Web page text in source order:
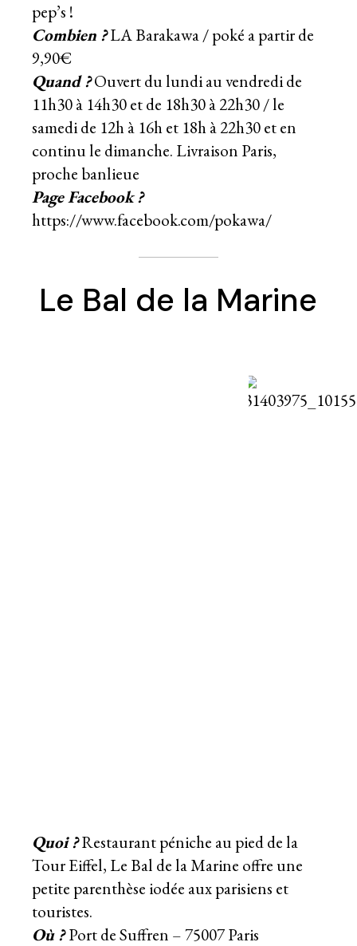
pep’s !
Combien ?LA Barakawa / poké a partir de
9,90€
Quand ?Ouvert du lundi au vendredi de
11h30 à 14h30 et de 18h30 à 22h30 / le
samedi de 12h à 16h et 18h à 22h30 et en
continu le dimanche. Livraison Paris,
proche banlieue
Page Facebook ?
https://www.facebook.com/pokawa/
Le Bal de la Marine
Quoi ?Restaurant péniche au pied de la
Tour Eiffel, Le Bal de la Marine offre une
petite parenthèse iodée aux parisiens et
touristes.
Où ?Port de Suffren – 75007Paris